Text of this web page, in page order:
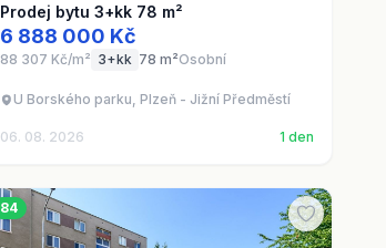
Prodej bytu 3+kk 78 m²
6 888 000 Kč
88 307 Kč/m² 3+kk 78 m²Osobní
U Borského parku, Plzeň - Jižní Předměstí
06. 08. 2026 1 den
84